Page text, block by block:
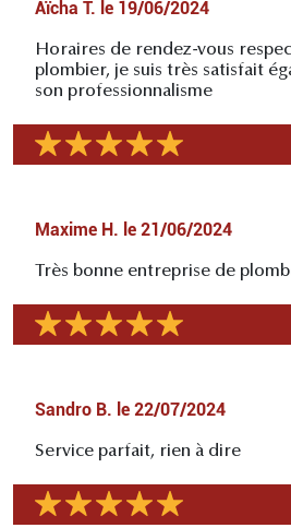
Aïcha T. le 19/06/2024
Horaires de rendez-vous
plombier, je suis très satisfait
son professionnalisme
Maxime H. le 21/06/2024
Très bonne entreprise de
Sandro B. le 22/07/2024
Service parfait, rien à dire